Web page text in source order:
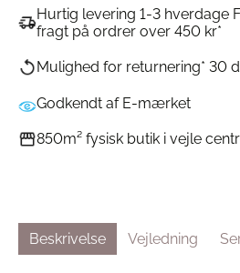
Hurtig levering 1-3 hverdage
fragt på ordrer over 450 kr*
Mulighed for returnering* 30
Godkendt af E-mærket
850m² fysisk butik i vejle
Beskrivelse Vejledning